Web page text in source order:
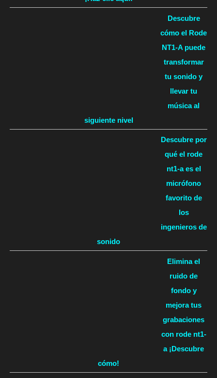
Descubre
cómo el Rode
NT1-A puede
transformar
tu sonido y
llevar tu
música al
siguiente nivel
Descubre por
qué el rode
nt1-a es el
micrófono
favorito de
los
ingenieros de
sonido
Elimina el
ruido de
fondo y
mejora tus
grabaciones
con rode nt1-
a ¡Descubre
cómo!